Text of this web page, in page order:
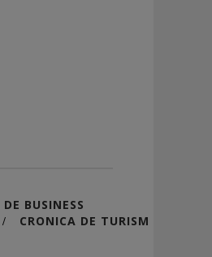
BUSINESS
/ CRONICA DE TURISM